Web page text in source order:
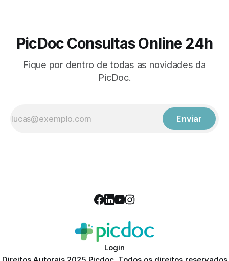
PicDoc Consultas Online 24h
Fique por dentro de todas as novidades da
PicDoc.
Enviar
Login